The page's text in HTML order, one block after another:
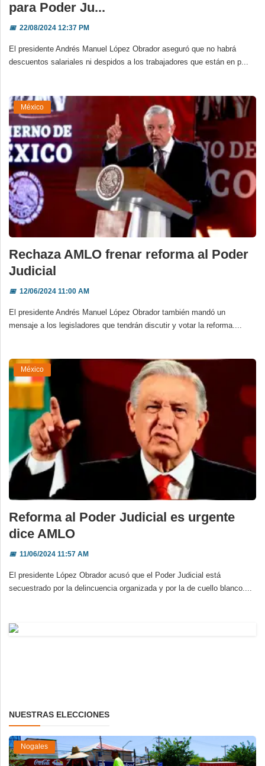
para Poder Ju...
📅22/08/2024 12:37 PM
El presidente Andrés Manuel López Obrador aseguró que no habrá
descuentos salariales ni despidos a los trabajadores que están en p...
México
Rechaza AMLO frenar reforma al Poder
Judicial
📅12/06/2024 11:00 AM
El presidente Andrés Manuel López Obrador también mandó un
mensaje a los legisladores que tendrán discutir y votar la reforma....
México
Reforma al Poder Judicial es urgente
dice AMLO
📅11/06/2024 11:57 AM
El presidente López Obrador acusó que el Poder Judicial está
secuestrado por la delincuencia organizada y por la de cuello blanco....
NUESTRAS ELECCIONES
Nogales